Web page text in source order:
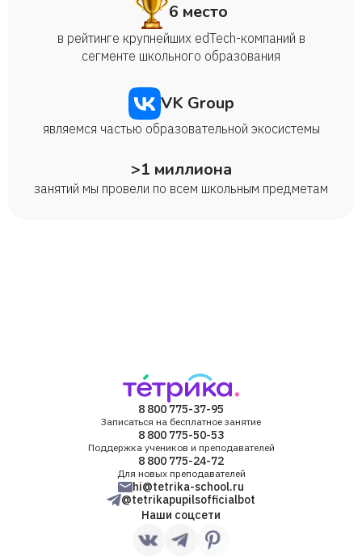
6 место
в рейтинге крупнейших edTech-компаний в
сегменте школьного образования
VK Group
являемся частью образовательной экосистемы
>1 миллиона
занятий мы провели по всем школьным предметам
8 800 775-37-95
Записаться на бесплатное занятие
8 800 775-50-53
Поддержка учеников и преподавателей
8 800 775-24-72
Для новых преподавателей
hi@tetrika-school.ru
@tetrikapupilsofficialbot
Наши соцсети